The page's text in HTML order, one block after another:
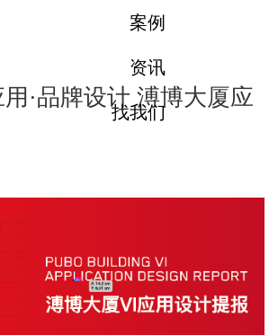
案例
资讯
找我们
·品牌设计 溥博大厦应